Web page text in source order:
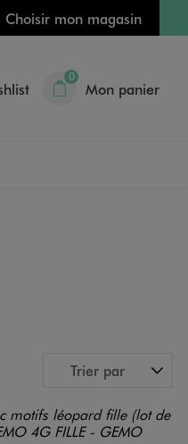
Choisir mon magasin
0
Mon panier
Trier par